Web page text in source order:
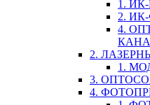
1.
2.
4.
2.
1.
3.
4.